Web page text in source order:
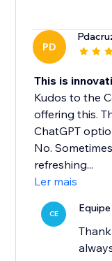
PD
This is
Kudos to the
offering this.
ChatGPT
No.
refreshing...
Ler mais
CE